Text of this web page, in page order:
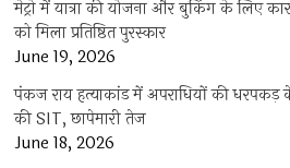
मेट्रो में यात्रा की योजना और बुकिंग के लिए
को मिला प्रतिष्ठित पुरस्कार
June 19, 2026
पंकज राय हत्याकांड में अपराधियों की
की SIT, छापेमारी तेज
June 18, 2026